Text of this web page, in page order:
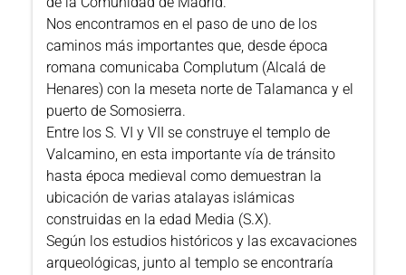
Nos encontramos en el paso de uno de los
caminos más importantes que, desde época
romana comunicaba Complutum (Alcalá de
Henares) con la meseta norte de Talamanca y el
puerto de Somosierra.
Entre los S. VI y VII se construye el templo de
Valcamino, en esta importante vía de tránsito
hasta época medieval como demuestran la
ubicación de varias atalayas islámicas
construidas en la edad Media (S.X).
Según los estudios históricos y las excavaciones
arqueológicas, junto al templo se encontraría